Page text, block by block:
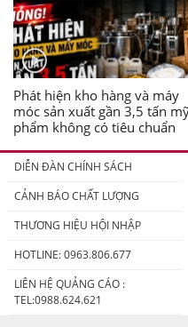
Phát hiện kho hàng và máy
móc sản xuất gần 3,5 tấn
phẩm không có tiêu chuẩn
DIỄN ĐÀN CHÍNH SÁCH
CẢNH BÁO CHẤT LƯỢNG
THƯƠNG HIỆU HỘI NHẬP
HOTLINE: 0963.806.677
LIÊN HỆ QUẢNG CÁO :
TEL:0988.624.621